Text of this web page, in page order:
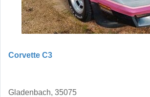
Corvette C3
Gladenbach, 35075